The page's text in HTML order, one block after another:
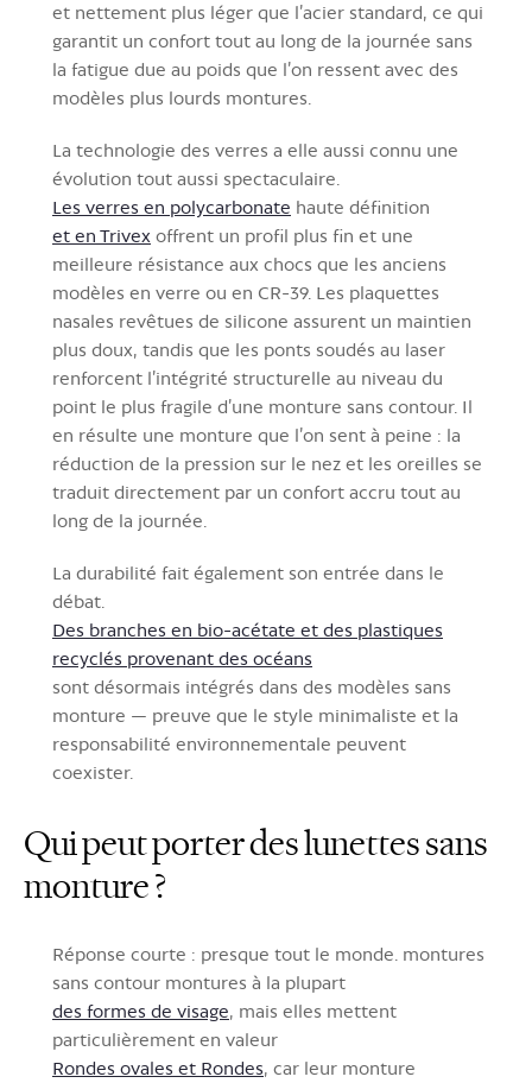
et nettement plus léger que l’acier standard, ce qui
garantit un confort tout au long de la journée sans
la fatigue due au poids que l’on ressent avec des
modèles plus lourds montures.
La technologie des verres a elle aussi connu une
évolution tout aussi spectaculaire.
Les verres en polycarbonate haute définition
et en Trivex offrent un profil plus fin et une
meilleure résistance aux chocs que les anciens
modèles en verre ou en CR-39. Les plaquettes
nasales revêtues de silicone assurent un maintien
plus doux, tandis que les ponts soudés au laser
renforcent l’intégrité structurelle au niveau du
point le plus fragile d’une monture sans contour. Il
en résulte une monture que l’on sent à peine : la
réduction de la pression sur le nez et les oreilles se
traduit directement par un confort accru tout au
long de la journée.
La durabilité fait également son entrée dans le
débat.
Des branches en bio-acétate et des plastiques
recyclés provenant des océans
sont désormais intégrés dans des modèles sans
monture — preuve que le style minimaliste et la
responsabilité environnementale peuvent
coexister.
Qui peut porter des lunettes sans
monture ?
Réponse courte : presque tout le monde. montures
sans contour montures à la plupart
des formes de visage, mais elles mettent
particulièrement en valeur
Rondes ovales et Rondes, car leur monture